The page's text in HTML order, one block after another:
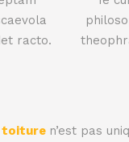
racto.
toiture n’est pas